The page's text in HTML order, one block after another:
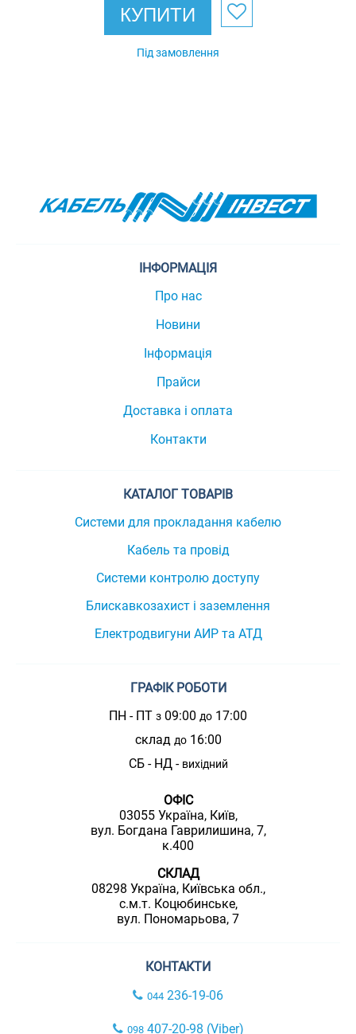
КУПИТИ
Під замовлення
ІНФОРМАЦІЯ
Про нас
Новини
Інформація
Прайси
Доставка і оплата
Контакти
КАТАЛОГ ТОВАРІВ
Системи для прокладання кабелю
Кабель та провід
Системи контролю доступу
Блискавкозахист і заземлення
Електродвигуни АИР та АТД
ГРАФІК РОБОТИ
ПН - ПТ з 09:00 до 17:00
склад до16:00
СБ - НД - вихідний
ОФІС
03055 Україна, Київ,
вул. Богдана Гаврилишина, 7,
к.400
СКЛАД
08298 Україна, Київська обл.,
с.м.т. Коцюбинське,
вул. Пономарьова, 7
КОНТАКТИ
044 236-19-06
098407-20-98 (Viber)